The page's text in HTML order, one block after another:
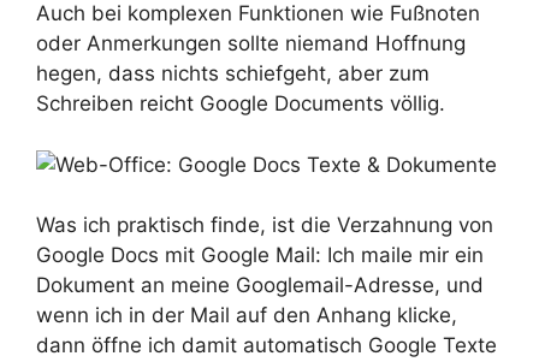
Auch bei komplexen Funktionen wie Fußnoten
oder Anmerkungen sollte niemand Hoffnung
hegen, dass nichts schiefgeht, aber zum
Schreiben reicht Google Documents völlig.
Was ich praktisch finde, ist die Verzahnung von
Google Docs mit Google Mail: Ich maile mir ein
Dokument an meine Googlemail-Adresse, und
wenn ich in der Mail auf den Anhang klicke,
dann öffne ich damit automatisch Google Texte